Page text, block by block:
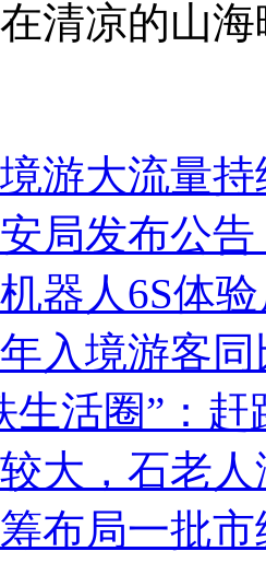
清凉的山
游大流量
局发布公
器人6S体
入境游客同
生活圈”：赶
大，石老
布局一批市